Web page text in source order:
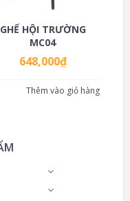
GHẾ HỘI TRƯỜNG
MC04
648,000₫
Thêm vào giỏ hàng